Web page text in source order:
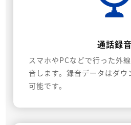
通話録音
スマホやPCなどで行った外
音します。録音データはダ
可能です。